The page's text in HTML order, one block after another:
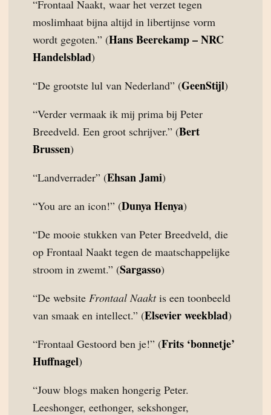
“Frontaal Naakt, waar het verzet tegen
moslimhaat bijna altijd in libertijnse vorm
wordt gegoten.” (Hans Beerekamp – NRC
Handelsblad)
“De grootste lul van Nederland” (GeenStijl)
“Verder vermaak ik mij prima bij Peter
Breedveld. Een groot schrijver.” (Bert
Brussen)
“Landverrader” (Ehsan Jami)
“You are an icon!” (Dunya Henya)
“De mooie stukken van Peter Breedveld, die
op Frontaal Naakt tegen de maatschappelijke
stroom in zwemt.” (Sargasso)
“De website Frontaal Naaktis een toonbeeld
van smaak en intellect.” (Elsevier weekblad)
“Frontaal Gestoord ben je!” (Frits ‘bonnetje’
Huffnagel)
“Jouw blogs maken hongerig Peter.
Leeshonger, eethonger, sekshonger,